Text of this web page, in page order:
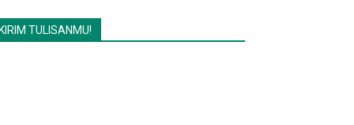
KIRIM TULISANMU!